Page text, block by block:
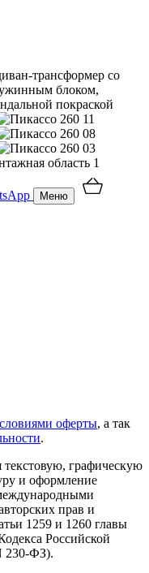
Меню
оферты, а так
.
текстовую, графическую
и оформление
прав и
1259 и 1260 главы
Российской
230-ФЗ).